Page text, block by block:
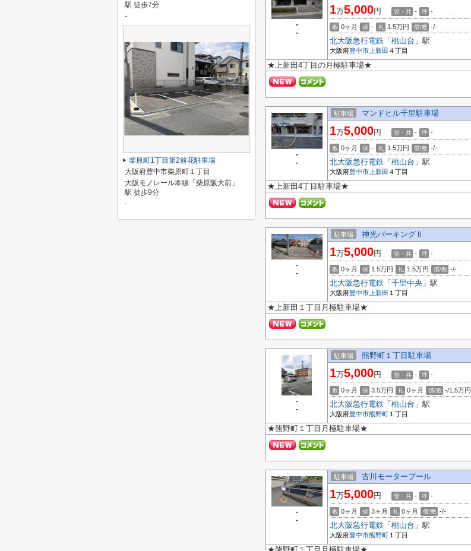
-
-
1万5,000円 管・共 - 坪 -
敷 0ヶ月 保 - 礼 1.5万円 償/敷 -/-
北大阪急行電鉄 「 桃山台 」駅
大阪府豊中市 上新田 ４丁目
★上新田4丁目の月極駐車場★
-
-
駐車場 マンドヒル千里駐車場
1万5,000円 管・共 - 坪 -
敷 0ヶ月 保 - 礼 1.5万円 償/敷 -/-
北大阪急行電鉄 「 桃山台 」駅
大阪府豊中市 上新田 ４丁目
★上新田4丁目駐車場★
-
-
駐車場 神光パーキングⅡ
1万5,000円 管・共 - 坪 -
敷 0ヶ月 保 1.5万円 礼 1.5万円 償/敷 -/-
北大阪急行電鉄 「 千里中央 」駅
大阪府豊中市 上新田 １丁目
★上新田１丁目月極駐車場★
-
-
駐車場 熊野町１丁目駐車場
1万5,000円 管・共 - 坪 -
敷 0ヶ月 保 3.5万円 礼 0ヶ月 償/敷 -/1.5万円
北大阪急行電鉄 「 桃山台 」駅
大阪府豊中市熊野町 １丁目
★熊野町１丁目月極駐車場★
-
-
駐車場 古川モータープール
1万5,000円 管・共 - 坪 -
敷 0ヶ月 保 3ヶ月 礼 0ヶ月 償/敷 -/-
北大阪急行電鉄 「 桃山台 」駅
大阪府豊中市熊野町 １丁目
駅 徒歩7分
-
柴原町1丁目第2前花駐車場
大阪府豊中市柴原町１丁目
大阪モノレール本線「柴原阪大前」
駅 徒歩9分
-